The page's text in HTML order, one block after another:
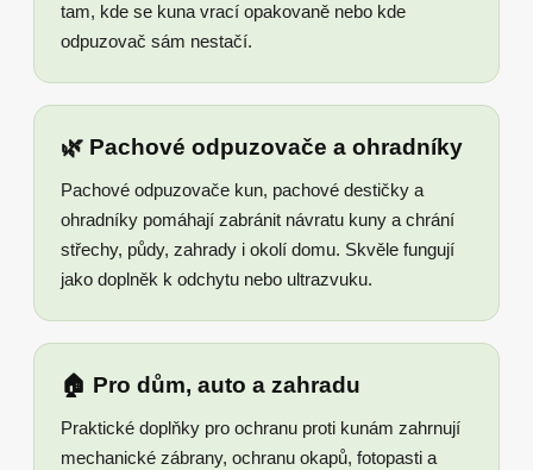
tam, kde se kuna vrací opakovaně nebo kde
odpuzovač sám nestačí.
🌿 Pachové odpuzovače a ohradníky
Pachové odpuzovače kun, pachové destičky a
ohradníky pomáhají zabránit návratu kuny a chrání
střechy, půdy, zahrady i okolí domu. Skvěle fungují
jako doplněk k odchytu nebo ultrazvuku.
🏠 Pro dům, auto a zahradu
Praktické doplňky pro ochranu proti kunám zahrnují
mechanické zábrany, ochranu okapů, fotopasti a